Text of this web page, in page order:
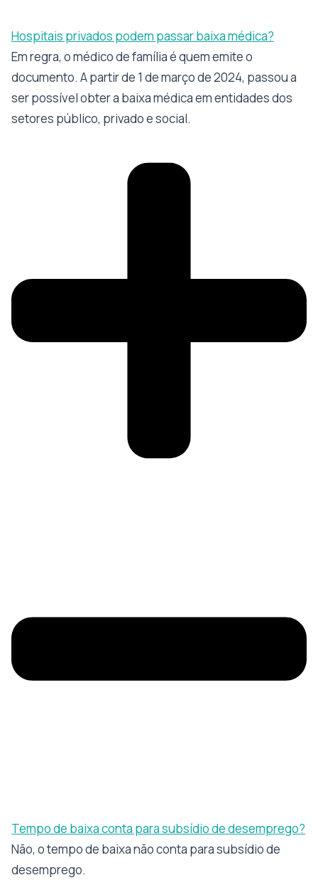
Hospitais privados podem passar baixa médica?
Em regra, o médico de família é quem emite o
documento. A partir de 1 de março de 2024, passou a
ser possível obter a baixa médica em entidades dos
setores público, privado e social.
Tempo de baixa conta para subsídio de desemprego?
Não, o tempo de baixa não conta para subsídio de
desemprego.